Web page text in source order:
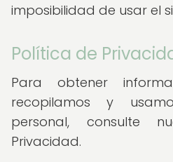
imposibilidad de usar el
Política de
Para obtener
recopilamos y
personal, consulte
Privacidad.